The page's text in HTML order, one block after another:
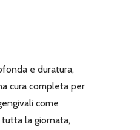
e duratura,
cura completa per
come
la giornata,